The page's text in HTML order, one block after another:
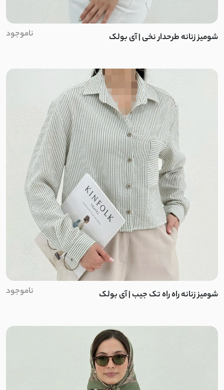
شومیز زنانه طرحدار نخی | آی بولک ناموجود
شومیز زنانه راه راه تک جیب | آی بولک ناموجود